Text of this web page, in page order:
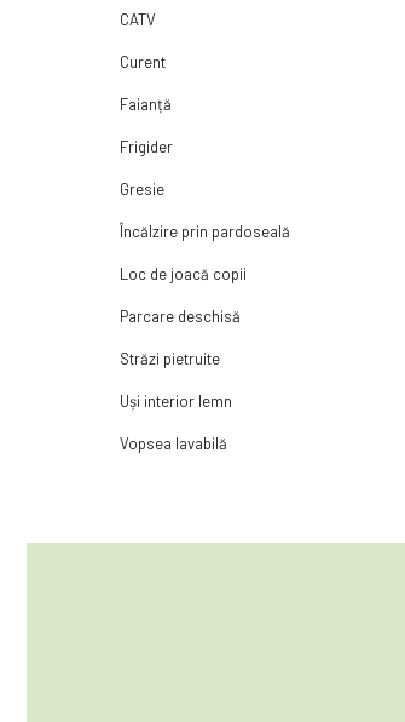
CATV
Curent
Faianță
Frigider
Gresie
Încălzire prin pardoseală
Loc de joacă copii
Parcare deschisă
Străzi pietruite
Uși interior lemn
Vopsea lavabilă